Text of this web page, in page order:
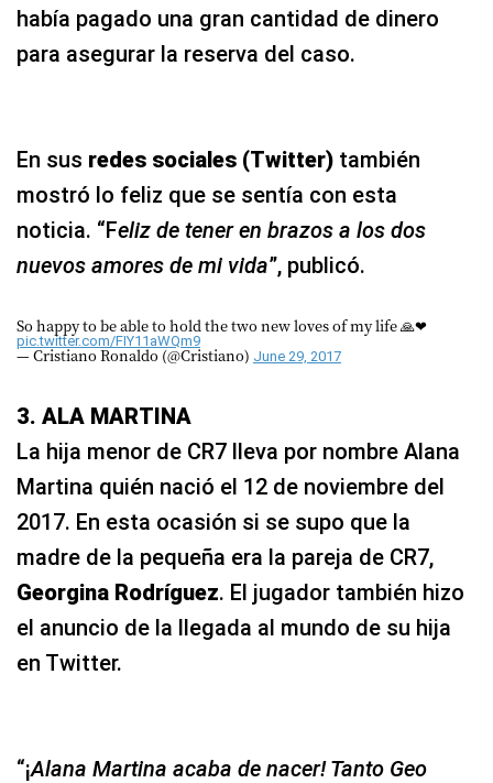
había pagado una gran cantidad de dinero
para asegurar la reserva del caso.
En sus redes sociales (Twitter) también
mostró lo feliz que se sentía con esta
noticia. “Feliz de tener en brazos a los dos
nuevos amores de mi vida”, publicó.
So happy to be able to hold the two new loves of my life 🙏❤
pic.twitter.com/FIY11aWQm9
— Cristiano Ronaldo (@Cristiano) June 29, 2017
3. ALA MARTINA
La hija menor de CR7 lleva por nombre Alana
Martina quién nació el 12 de noviembre del
2017. En esta ocasión si se supo que la
madre de la pequeña era la pareja de CR7,
Georgina Rodríguez. El jugador también hizo
el anuncio de la llegada al mundo de su hija
en Twitter.
“¡Alana Martina acaba de nacer! Tanto Geo